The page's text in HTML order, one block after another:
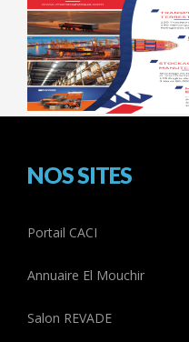
NOS SITES
Portail CACI
Annuaire El Mouchir
Salon REVADE